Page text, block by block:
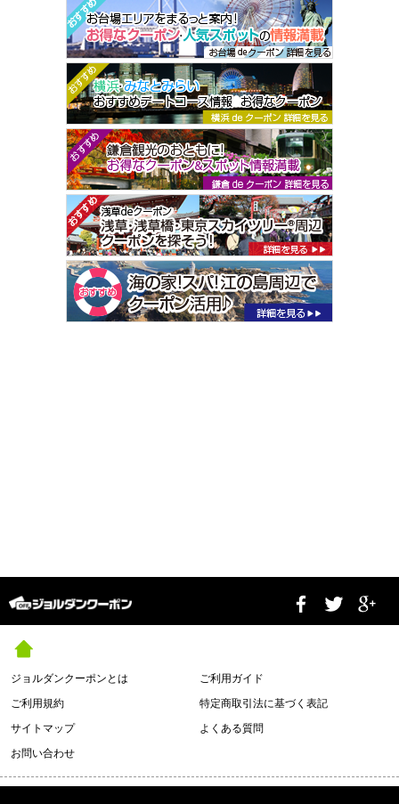
ジョルダンクーポンとは
ご利用ガイド
ご利用規約
特定商取引法に基づく表記
サイトマップ
よくある質問
お問い合わせ